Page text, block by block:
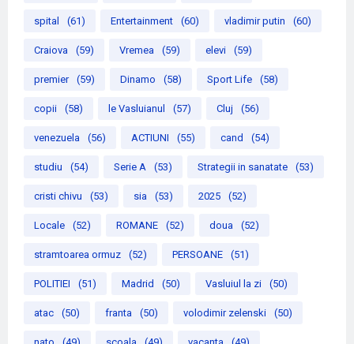
spital (61) Entertainment (60) vladimir putin (60)
Craiova (59) Vremea (59) elevi (59)
premier (59) Dinamo (58) Sport Life (58)
copii (58) le Vasluianul (57) Cluj (56)
venezuela (56) ACTIUNI (55) cand (54)
studiu (54) Serie A (53) Strategii in sanatate (53)
cristi chivu (53) sia (53) 2025 (52)
Locale (52) ROMANE (52) doua (52)
stramtoarea ormuz (52) PERSOANE (51)
POLITIEI (51) Madrid (50) Vasluiul la zi (50)
atac (50) franta (50) volodimir zelenski (50)